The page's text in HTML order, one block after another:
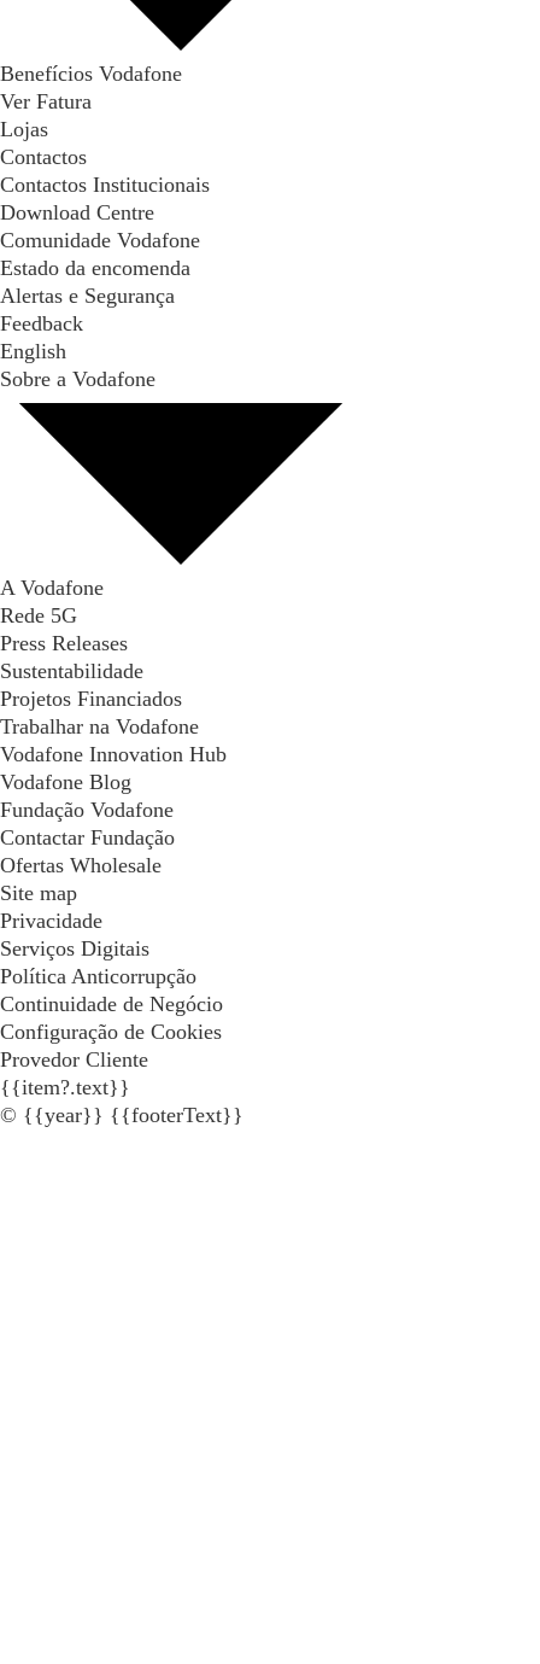
Benefícios Vodafone
Ver Fatura
Lojas
Contactos
Contactos Institucionais
Download Centre
Comunidade Vodafone
Estado da encomenda
Alertas e Segurança
Feedback
English
Sobre a Vodafone
A Vodafone
Rede 5G
Press Releases
Sustentabilidade
Projetos Financiados
Trabalhar na Vodafone
Vodafone Innovation Hub
Vodafone Blog
Fundação Vodafone
Contactar Fundação
Ofertas Wholesale
Site map
Privacidade
Serviços Digitais
Política Anticorrupção
Continuidade de Negócio
Configuração de Cookies
Provedor Cliente
{{item?.text}}
© {{year}} {{footerText}}